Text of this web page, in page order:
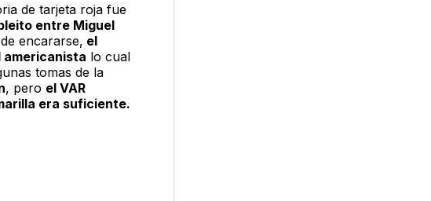
de tarjeta roja fue
entre Miguel
encararse, el
americanista lo cual
tomas de la
, pero el VAR
era suficiente.